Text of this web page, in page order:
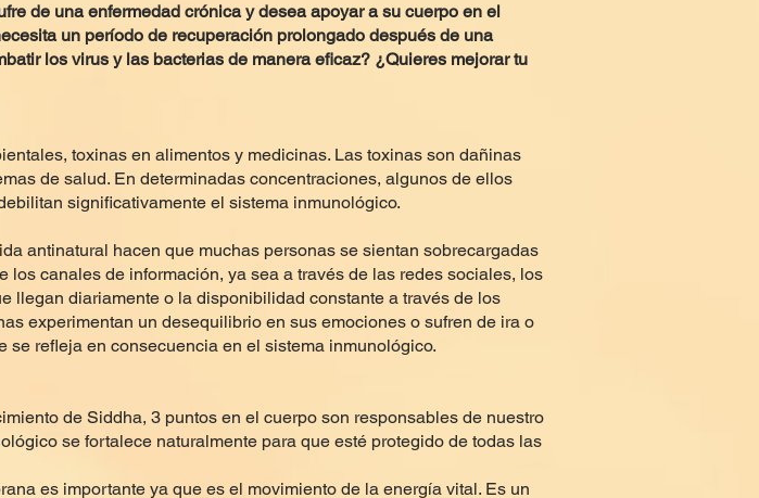
de una enfermedad crónica y desea apoyar a su cuerpo en el
un período de recuperación prolongado después de una
los virus y las bacterias de manera eficaz? ¿Quieres mejorar tu
toxinas en alimentos y medicinas. Las toxinas son dañinas
de salud. En determinadas concentraciones, algunos de ellos
significativamente el sistema inmunológico.
antinatural hacen que muchas personas se sientan sobrecargadas
canales de información, ya sea a través de las redes sociales, los
llegan diariamente o la disponibilidad constante a través de los
experimentan un desequilibrio en sus emociones o sufren de ira o
se refleja en consecuencia en el sistema inmunológico.
de Siddha, 3 puntos en el cuerpo son responsables de nuestro
se fortalece naturalmente para que esté protegido de todas las
es importante ya que es el movimiento de la energía vital. Es un